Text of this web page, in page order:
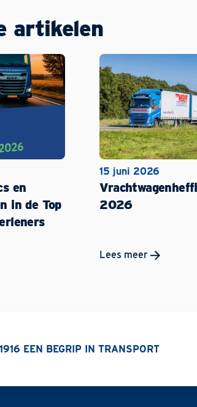
artikelen
en
in de Top
15 juni 2026
2026
Lees meer
EEN BEGRIP IN TRANSPORT